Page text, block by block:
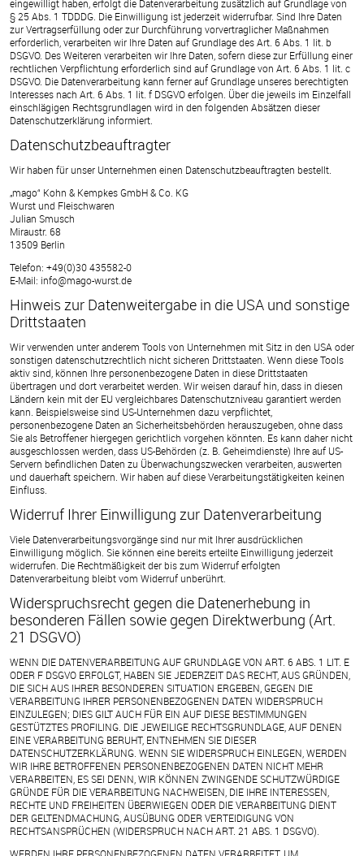
eingewilligt haben, erfolgt die Datenverarbeitung zusätzlich auf Grundlage von
§ 25 Abs. 1 TDDDG. Die Einwilligung ist jederzeit widerrufbar. Sind Ihre Daten
zur Vertragserfüllung oder zur Durchführung vorvertraglicher Maßnahmen
erforderlich, verarbeiten wir Ihre Daten auf Grundlage des Art. 6 Abs. 1 lit. b
DSGVO. Des Weiteren verarbeiten wir Ihre Daten, sofern diese zur Erfüllung einer
rechtlichen Verpflichtung erforderlich sind auf Grundlage von Art. 6 Abs. 1 lit. c
DSGVO. Die Datenverarbeitung kann ferner auf Grundlage unseres berechtigten
Interesses nach Art. 6 Abs. 1 lit. f DSGVO erfolgen. Über die jeweils im Einzelfall
einschlägigen Rechtsgrundlagen wird in den folgenden Absätzen dieser
Datenschutzerklärung informiert.
Datenschutz­beauftragter
Wir haben für unser Unternehmen einen Datenschutzbeauftragten bestellt.
„mago“ Kohn & Kempkes GmbH & Co. KG
Wurst und Fleischwaren
Julian Smusch
Miraustr. 68
13509 Berlin
Telefon: +49(0)30 435582-0
E-Mail: info@mago-wurst.de
Hinweis zur Datenweitergabe in die USA und sonstige
Drittstaaten
Wir verwenden unter anderem Tools von Unternehmen mit Sitz in den USA oder
sonstigen datenschutzrechtlich nicht sicheren Drittstaaten. Wenn diese Tools
aktiv sind, können Ihre personenbezogene Daten in diese Drittstaaten
übertragen und dort verarbeitet werden. Wir weisen darauf hin, dass in diesen
Ländern kein mit der EU vergleichbares Datenschutzniveau garantiert werden
kann. Beispielsweise sind US-Unternehmen dazu verpflichtet,
personenbezogene Daten an Sicherheitsbehörden herauszugeben, ohne dass
Sie als Betroffener hiergegen gerichtlich vorgehen könnten. Es kann daher nicht
ausgeschlossen werden, dass US-Behörden (z. B. Geheimdienste) Ihre auf US-
Servern befindlichen Daten zu Überwachungszwecken verarbeiten, auswerten
und dauerhaft speichern. Wir haben auf diese Verarbeitungstätigkeiten keinen
Einfluss.
Widerruf Ihrer Einwilligung zur Datenverarbeitung
Viele Datenverarbeitungsvorgänge sind nur mit Ihrer ausdrücklichen
Einwilligung möglich. Sie können eine bereits erteilte Einwilligung jederzeit
widerrufen. Die Rechtmäßigkeit der bis zum Widerruf erfolgten
Datenverarbeitung bleibt vom Widerruf unberührt.
Widerspruchsrecht gegen die Datenerhebung in
besonderen Fällen sowie gegen Direktwerbung (Art.
21 DSGVO)
WENN DIE DATENVERARBEITUNG AUF GRUNDLAGE VON ART. 6 ABS. 1 LIT. E
ODER F DSGVO ERFOLGT, HABEN SIE JEDERZEIT DAS RECHT, AUS GRÜNDEN,
DIE SICH AUS IHRER BESONDEREN SITUATION ERGEBEN, GEGEN DIE
VERARBEITUNG IHRER PERSONENBEZOGENEN DATEN WIDERSPRUCH
EINZULEGEN; DIES GILT AUCH FÜR EIN AUF DIESE BESTIMMUNGEN
GESTÜTZTES PROFILING. DIE JEWEILIGE RECHTSGRUNDLAGE, AUF DENEN
EINE VERARBEITUNG BERUHT, ENTNEHMEN SIE DIESER
DATENSCHUTZERKLÄRUNG. WENN SIE WIDERSPRUCH EINLEGEN, WERDEN
WIR IHRE BETROFFENEN PERSONENBEZOGENEN DATEN NICHT MEHR
VERARBEITEN, ES SEI DENN, WIR KÖNNEN ZWINGENDE SCHUTZWÜRDIGE
GRÜNDE FÜR DIE VERARBEITUNG NACHWEISEN, DIE IHRE INTERESSEN,
RECHTE UND FREIHEITEN ÜBERWIEGEN ODER DIE VERARBEITUNG DIENT
DER GELTENDMACHUNG, AUSÜBUNG ODER VERTEIDIGUNG VON
RECHTSANSPRÜCHEN (WIDERSPRUCH NACH ART. 21 ABS. 1 DSGVO).